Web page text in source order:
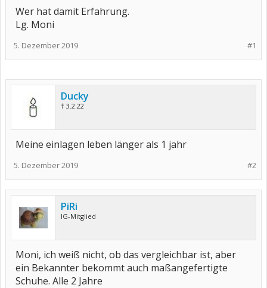
Wer hat damit Erfahrung.
Lg. Moni
#1
5. Dezember 2019
Ducky
† 3.2.22
Meine einlagen leben länger als 1 jahr
#2
5. Dezember 2019
PiRi
IG-Mitglied
Moni, ich weiß nicht, ob das vergleichbar ist, aber
ein Bekannter bekommt auch maßangefertigte
Schuhe. Alle 2 Jahre